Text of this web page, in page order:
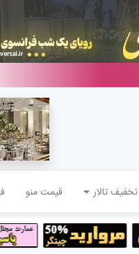
تخفیف تالار قیمت منو